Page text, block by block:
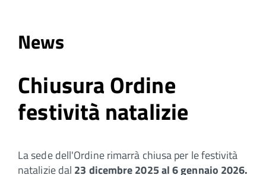
News
Chiusura Ordine
festività natalizie
La sede dell'Ordine rimarrà chiusa per le festività
natalizie dal 23 dicembre 2025 al 6 gennaio 2026.